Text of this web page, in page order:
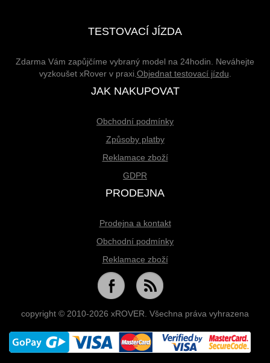
TESTOVACÍ JÍZDA
Zdarma Vám zapůjčíme vybraný model na 24hodin. Neváhejte
vyzkoušet xRover v praxi. Objednat testovací jízdu
JAK NAKUPOVAT
Obchodní podmínky
Způsoby platby
Reklamace zboží
GDPR
PRODEJNA
Prodejna a kontakt
Obchodní podmínky
Reklamace zboží
copyright © 2010-2026 xROVER. Všechna práva vyhrazena